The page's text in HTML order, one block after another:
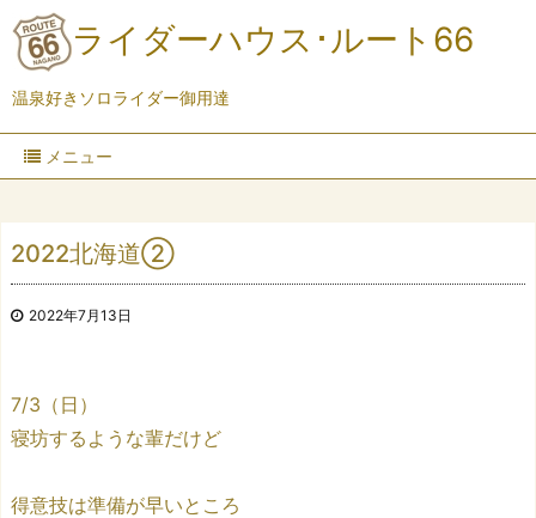
ライダーハウス･ルート66
温泉好きソロライダー御用達
メニュー
2022北海道②
2022年7月13日
7/3（日）
寝坊するような輩だけど
得意技は準備が早いところ